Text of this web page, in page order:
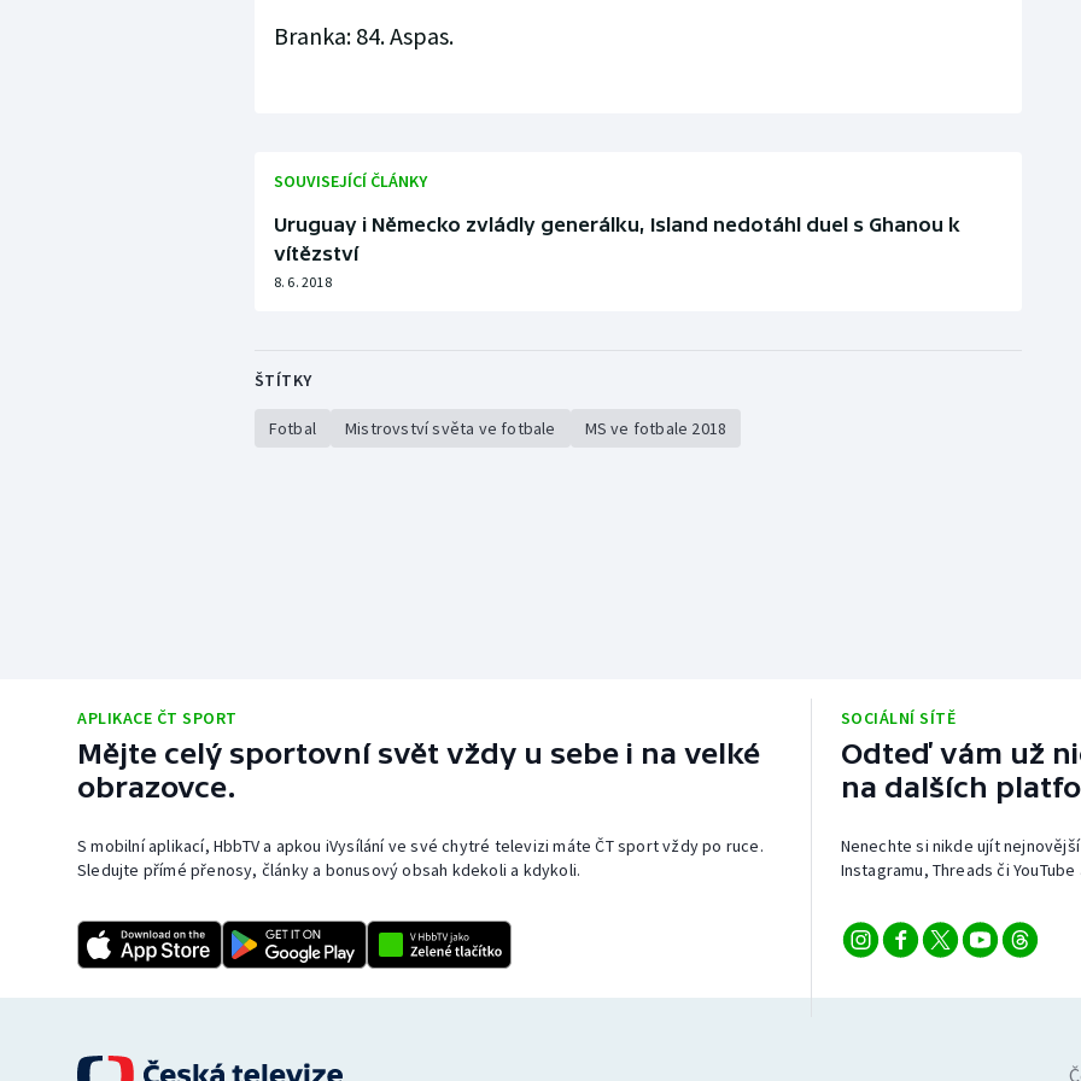
Branka: 84. Aspas.
SOUVISEJÍCÍ ČLÁNKY
Uruguay i Německo zvládly generálku, Island nedotáhl duel s Ghanou k
vítězství
8. 6. 2018
ŠTÍTKY
Fotbal Mistrovství světa ve fotbale MS ve fotbale 2018
APLIKACE ČT SPORT
Mějte celý sportovní svět vždy u sebe i na velké
obrazovce.
S mobilní aplikací, HbbTV a apkou iVysílání ve své chytré televizi máte ČT sport vždy po ruce.
Sledujte přímé přenosy, články a bonusový obsah kdekoli a kdykoli.
SOCIÁLNÍ SÍTĚ
Odteď vám už
na dalších
Nenechte si nikde ujít
Instagramu, Threads či